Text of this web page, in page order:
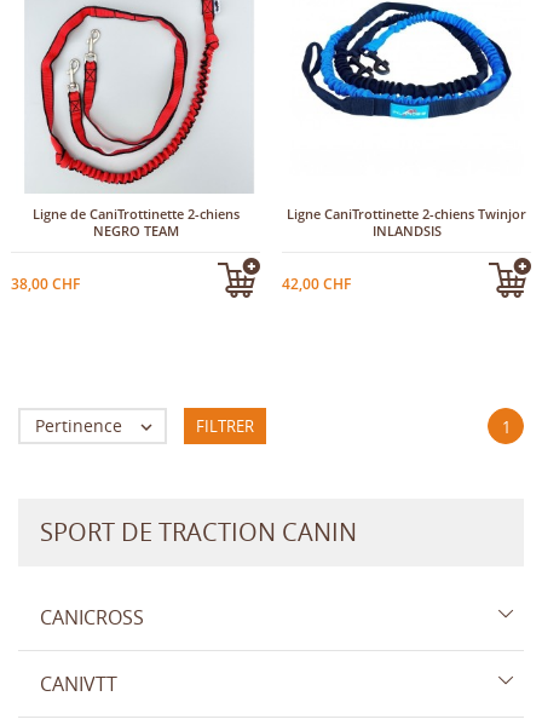
SPORT DE TRACTION CANIN
CANICROSS
CANIVTT
Ligne de CaniTrottinette 2-chiens
NEGRO TEAM
38,00 CHF
Ligne CaniTrottinette 2-chiens Twinjor
INLANDSIS
42,00 CHF
Pertinence  FILTRER 1